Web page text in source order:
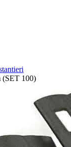
(SET 100)